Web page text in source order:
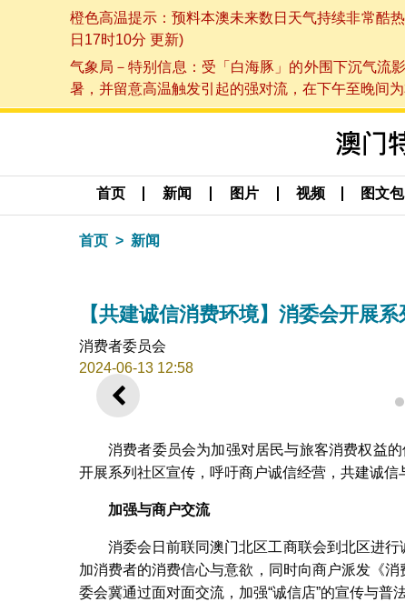
橙色高温提示：预料本澳未来数日天气持续非常酷
日17时10分 更新)
气象局－特别信息：受「白海豚」的外围下沉气流
暑，并留意高温触发引起的强对流，在下午至晚间
首页 新闻 图片 视频 图文包
首页 新闻
【共建诚信消费环境】消委会开展
消费者委员会
2024-06-13 12:58
上一则 1
消费者委员会为加强对居民与旅客消费权益
开展系列社区宣传，呼吁商户诚信经营，共建诚信
加强与商户交流
消委会日前联同澳门北区工商联会到北区进
加消费者的消费信心与意欲，同时向商户派发《
委会冀通过面对面交流，加强“诚信店”的宣传与普法